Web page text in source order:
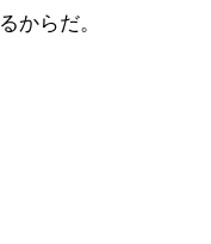
からだ。